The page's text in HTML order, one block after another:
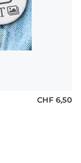
CHF 6,50